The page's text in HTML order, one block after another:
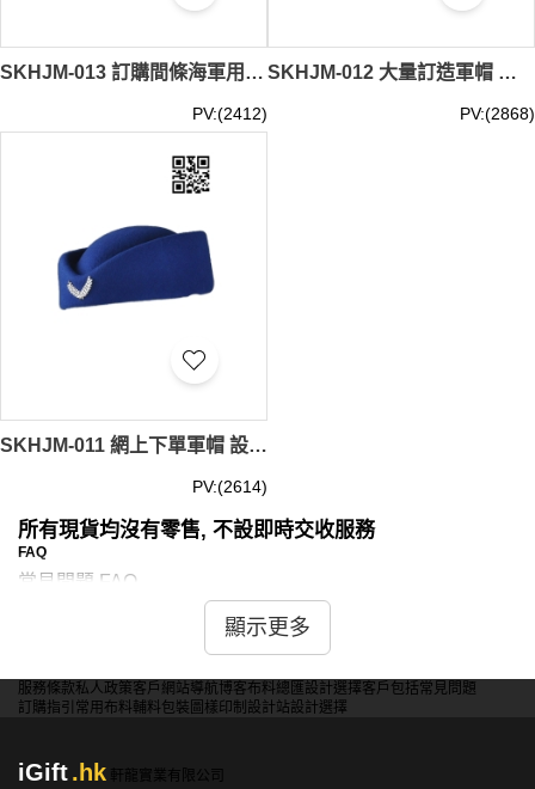
SKHJM-013 訂購間條海軍用帽 製造藍色海軍帽 網上下單軍帽 軍帽專門店 全棉 海軍帽價格
PV:(2412)
SKHJM-012 大量訂造軍帽 網上下單軍帽 度身訂造軍帽 軍帽製衣廠 全棉 海軍帽價格
PV:(2868)
SKHJM-011 網上下單軍帽 設計空軍帽 來樣訂造軍帽 軍帽製造商 羊毛混紡織布 海軍帽價格
PV:(2614)
所有現貨均沒有零售, 不設即時交收服務
FAQ
常見問題 FAQ
1. 海軍帽適合哪些場合佩戴？
海軍帽適合多種場合，包括海軍相關活動、主題派對、戶外
活動以及日常休閒穿著。它獨特的設計和風格能為你的穿搭
增添一份別樣的魅力。
海軍帽常見的材質包括棉質、羊毛、聚酯纖維等。棉質海軍
顯示更多
服務條款私人政策客戶 網站導航博客布料總匯設計選擇客戶包括常見問題
訂購指引 常用布料輔料包裝 圖樣印制 設計站設計選擇
iGift.hk 軒龍實業有限公司